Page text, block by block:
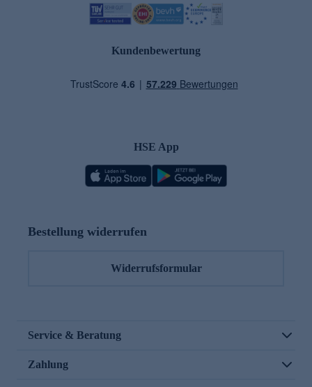
Kundenbewertung
HSE App
Bestellung widerrufen
Widerrufsformular
Service & Beratung
Zahlung